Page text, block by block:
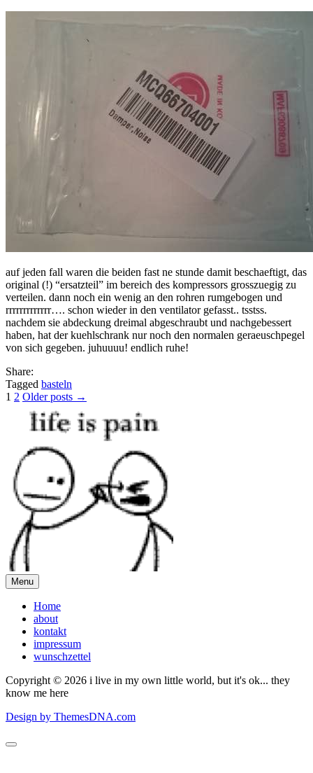
auf jeden fall waren die beiden fast ne stunde damit beschaeftigt, das
original (!) “ersatzteil” im bereich des kompressors grosszuegig zu
verteilen. dann noch ein wenig an den rohren rumgebogen und
rrrrrrrrrrrrr…. schon wieder in den ventilator gefasst.. tsstss.
nachdem sie abdeckung dreimal abgeschraubt und nachgebessert
haben, hat der kuehlschrank nur noch den normalen geraeuschpegel
von sich gegeben. juhuuuu! endlich ruhe!
Share:
Tagged basteln
Posts
pagination
1 2 Older posts →
Menu
Home
about
kontakt
impressum
wunschzettel
Copyright © 2026 i live in my own little world, but it's ok... they
know me here
Design by ThemesDNA.com
Scroll